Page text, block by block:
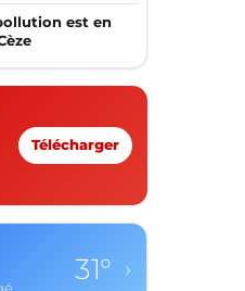
est en
Télécharger
31° ›